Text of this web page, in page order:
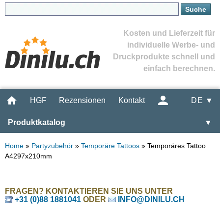
Kosten und Lieferzeit für
individuelle Werbe- und
Druckprodukte schnell und
einfach berechnen.
HGF Rezensionen Kontakt DE ▼
Produktkatalog ▼
Home » Partyzubehör » Temporäre Tattoos » Temporäres Tattoo
A4297x210mm
FRAGEN? KONTAKTIEREN SIE UNS UNTER
+31 (0)88 1881041 ODER INFO@DINILU.CH